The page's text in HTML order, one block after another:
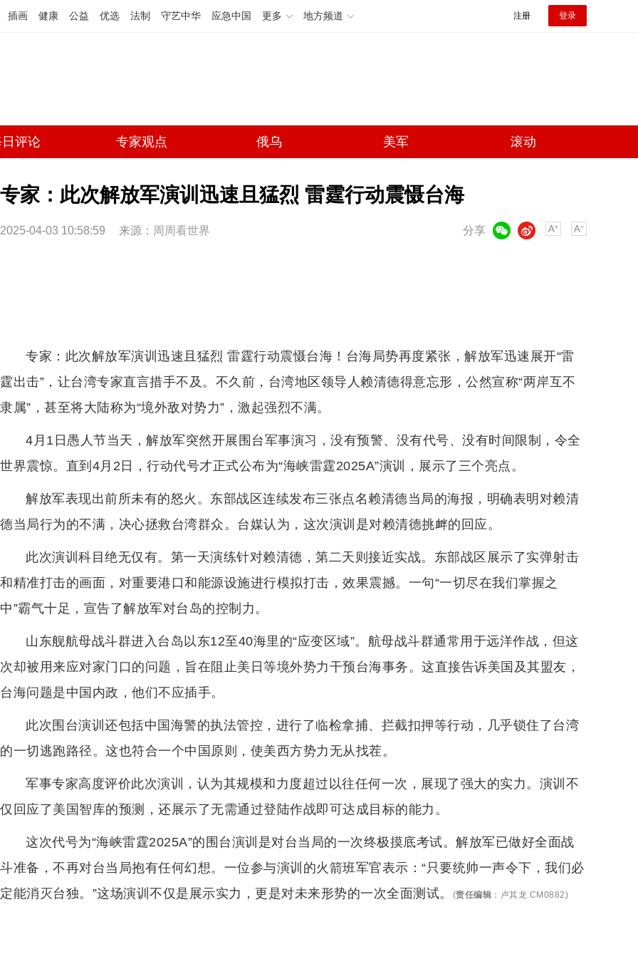
插画 健康 公益 优选 法制 守艺中华 应急中国 更多 地方频道 注册 登录
评论 专家观点 俄乌 美军 滚动
专家：此次解放军演训迅速且猛烈 雷霆行动震慑台海
2025-04-03 10:58:59 来源： 周周看世界 分享
微博
专家：此次解放军演训迅速且猛烈 雷霆行动震慑台海！台海局势再度紧张，解放军迅速展开“雷
霆出击”，让台湾专家直言措手不及。不久前，台湾地区领导人赖清德得意忘形，公然宣称“两岸互不
隶属”，甚至将大陆称为“境外敌对势力”，激起强烈不满。
4月1日愚人节当天，解放军突然开展围台军事演习，没有预警、没有代号、没有时间限制，令全
世界震惊。直到4月2日，行动代号才正式公布为“海峡雷霆2025A”演训，展示了三个亮点。
解放军表现出前所未有的怒火。东部战区连续发布三张点名赖清德当局的海报，明确表明对赖清
德当局行为的不满，决心拯救台湾群众。台媒认为，这次演训是对赖清德挑衅的回应。
此次演训科目绝无仅有。第一天演练针对赖清德，第二天则接近实战。东部战区展示了实弹射击
和精准打击的画面，对重要港口和能源设施进行模拟打击，效果震撼。一句“一切尽在我们掌握之
中”霸气十足，宣告了解放军对台岛的控制力。
山东舰航母战斗群进入台岛以东12至40海里的“应变区域”。航母战斗群通常用于远洋作战，但这
次却被用来应对家门口的问题，旨在阻止美日等境外势力干预台海事务。这直接告诉美国及其盟友，
台海问题是中国内政，他们不应插手。
此次围台演训还包括中国海警的执法管控，进行了临检拿捕、拦截扣押等行动，几乎锁住了台湾
的一切逃跑路径。这也符合一个中国原则，使美西方势力无从找茬。
军事专家高度评价此次演训，认为其规模和力度超过以往任何一次，展现了强大的实力。演训不
仅回应了美国智库的预测，还展示了无需通过登陆作战即可达成目标的能力。
这次代号为“海峡雷霆2025A”的围台演训是对台当局的一次终极摸底考试。解放军已做好全面战
斗准备，不再对台当局抱有任何幻想。一位参与演训的火箭班军官表示：“只要统帅一声令下，我们必
定能消灭台独。”这场演训不仅是展示实力，更是对未来形势的一次全面测试。
(责任编辑 ： 卢其龙 CM0882)